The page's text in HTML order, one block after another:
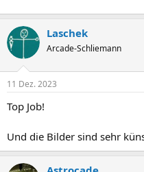
Laschek
Arcade-Schliemann
11 Dez. 2023
Top Job!
Und die Bilder sind sehr